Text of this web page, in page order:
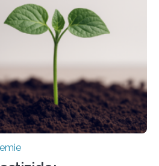
beschrieben werden und trägt
primaevus. Dieser erste
in Bernstein
Fossilfund einer
dar, denn…